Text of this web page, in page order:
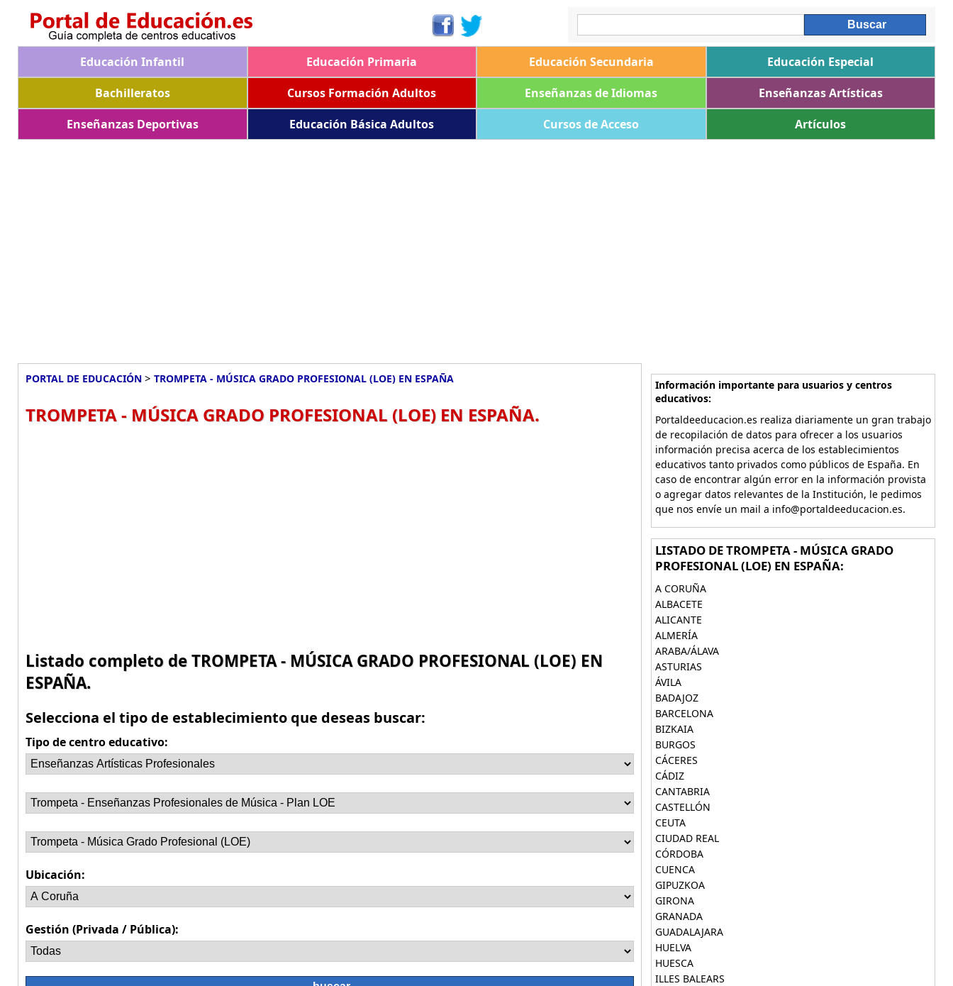
Educación Infantil Educación Primaria Educación Secundaria
Educación Especial
Bachilleratos
Cursos Formación Adultos Enseñanzas de Idiomas
Enseñanzas Artísticas
Enseñanzas Deportivas
Educación Básica Adultos Cursos de Acceso Artículos
PORTAL DE EDUCACIÓN > TROMPETA - MÚSICA GRADO PROFESIONAL (LOE) EN ESPAÑA
TROMPETA - MÚSICA GRADO PROFESIONAL (LOE) EN ESPAÑA.
Listado completo de TROMPETA - MÚSICA GRADO PROFESIONAL (LOE) EN
ESPAÑA.
Selecciona el tipo de establecimiento que deseas buscar:
Tipo de centro educativo:
Ubicación:
Gestión (Privada / Pública):
Información importante para usuarios y centros
educativos:
Portaldeeducacion.es realiza diariamente un gran trabajo
de recopilación de datos para ofrecer a los usuarios
información precisa acerca de los establecimientos
educativos tanto privados como públicos de España. En
caso de encontrar algún error en la información provista
o agregar datos relevantes de la Institución, le pedimos
que nos envíe un mail a info@portaldeeducacion.es.
LISTADO DE TROMPETA - MÚSICA GRADO
PROFESIONAL (LOE) EN ESPAÑA:
A CORUÑA
ALBACETE
ALICANTE
ALMERÍA
ARABA/ÁLAVA
ASTURIAS
ÁVILA
BADAJOZ
BARCELONA
BIZKAIA
BURGOS
CÁCERES
CÁDIZ
CANTABRIA
CASTELLÓN
CEUTA
CIUDAD REAL
CÓRDOBA
CUENCA
GIPUZKOA
GIRONA
GRANADA
GUADALAJARA
HUELVA
HUESCA
ILLES BALEARS